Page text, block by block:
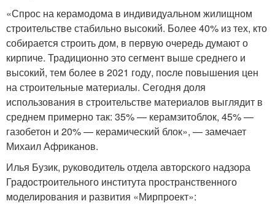
«Спрос на керамодома в индивидуальном жилищном
строительстве стабильно высокий. Более 40% из тех, кто
собирается строить дом, в первую очередь думают о
кирпиче. Традиционно это сегмент выше среднего и
высокий, тем более в 2021 году, поcле повышения цен
на строительные материалы. Сегодня доля
использования в строительстве материалов выглядит в
среднем примерно так: 35% — керамзитоблок, 45% —
газобетон и 20% — керамический блок», — замечает
Михаил Африканов.
Илья Бузик, руководитель отдела авторского надзора
Градостроительного института пространственного
моделирования и развития «Мирпроект»: